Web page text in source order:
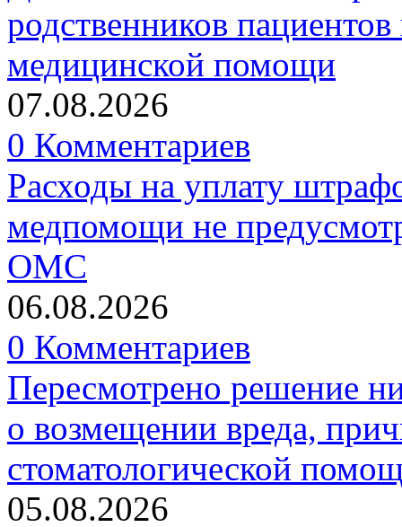
родственников
медицинской помощи
07.08.2026
0 Комментариев
Расходы на уплату
медпомощи не
ОМС
06.08.2026
0 Комментариев
Пересмотрено решение
о возмещении вреда,
стоматологической
05.08.2026